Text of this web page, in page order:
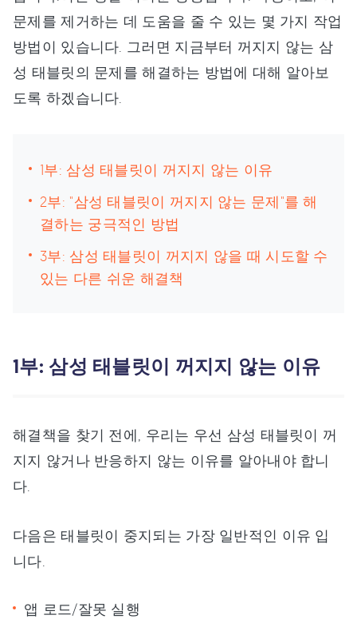
문제를 제거하는 데 도움을 줄 수 있는 몇 가지 작업
방법이 있습니다. 그러면 지금부터 꺼지지 않는 삼
성 태블릿의 문제를 해결하는 방법에 대해 알아보
도록 하겠습니다.
1부: 삼성 태블릿이 꺼지지 않는 이유
2부: "삼성 태블릿이 꺼지지 않는 문제"를 해
결하는 궁극적인 방법
3부: 삼성 태블릿이 꺼지지 않을 때 시도할 수
있는 다른 쉬운 해결책
1부: 삼성 태블릿이 꺼지지 않는 이유
해결책을 찾기 전에, 우리는 우선 삼성 태블릿이 꺼
지지 않거나 반응하지 않는 이유를 알아내야 합니
다.
다음은 태블릿이 중지되는 가장 일반적인 이유 입
니다.
앱 로드/잘못 실행